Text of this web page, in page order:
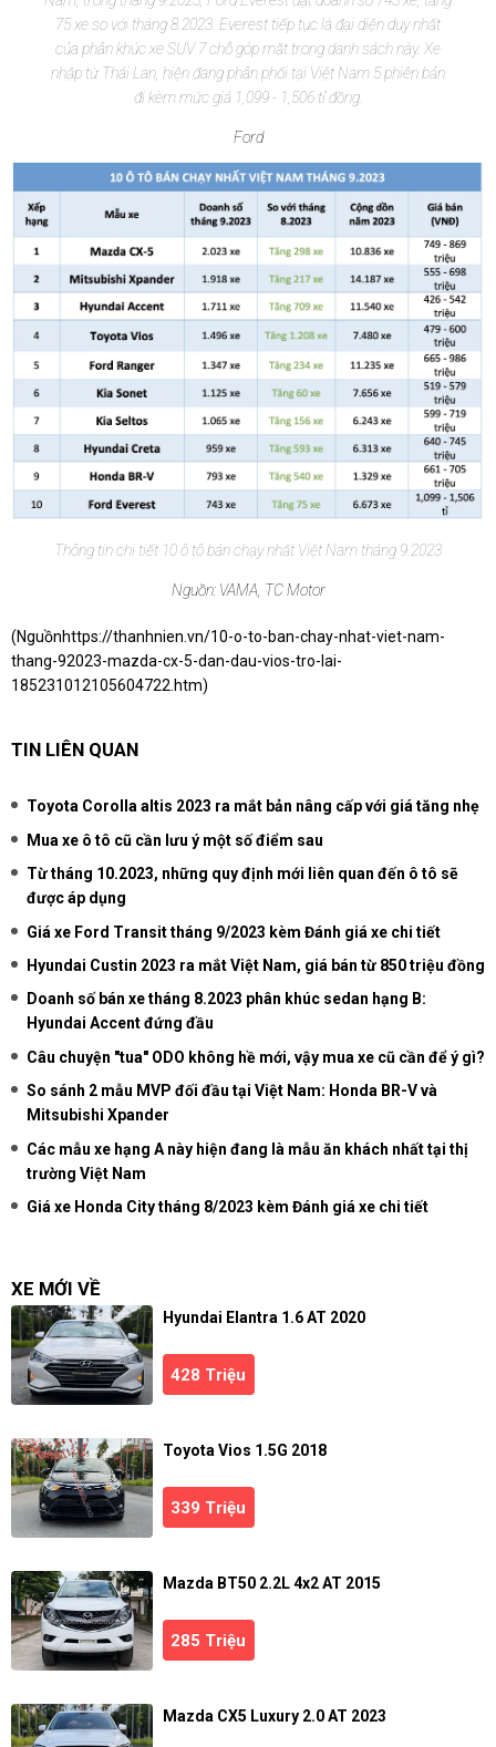
75 xe so với tháng 8.2023. Everest tiếp tục là đại diện duy nhất
của phân khúc xe SUV 7 chỗ góp mặt trong danh sách này. Xe
nhập từ Thái Lan, hiện đang phân phối tại Việt Nam 5 phiên bản
đi kèm mức giá 1,099 - 1,506 tỉ đồng.
Ford
Thông tin chi tiết 10 ô tô bán chạy nhất Việt Nam tháng 9.2023
Nguồn: VAMA, TC Motor
(Nguồnhttps://thanhnien.vn/10-o-to-ban-chay-nhat-viet-nam-
thang-92023-mazda-cx-5-dan-dau-vios-tro-lai-
185231012105604722.htm)
TIN LIÊN QUAN
Toyota Corolla altis 2023 ra mắt bản nâng cấp với giá tăng nhẹ
Mua xe ô tô cũ cần lưu ý một số điểm sau
Từ tháng 10.2023, những quy định mới liên quan đến ô tô sẽ
được áp dụng
Giá xe Ford Transit tháng 9/2023 kèm Đánh giá xe chi tiết
Hyundai Custin 2023 ra mắt Việt Nam, giá bán từ 850 triệu đồng
Doanh số bán xe tháng 8.2023 phân khúc sedan hạng B:
Hyundai Accent đứng đầu
Câu chuyện "tua" ODO không hề mới, vậy mua xe cũ cần để ý gì?
So sánh 2 mẫu MVP đối đầu tại Việt Nam: Honda BR-V và
Mitsubishi Xpander
Các mẫu xe hạng A này hiện đang là mẫu ăn khách nhất tại thị
trường Việt Nam
Giá xe Honda City tháng 8/2023 kèm Đánh giá xe chi tiết
XE MỚI VỀ
Hyundai Elantra 1.6 AT 2020
428 Triệu
Toyota Vios 1.5G 2018
339 Triệu
Mazda BT50 2.2L 4x2 AT 2015
285 Triệu
Mazda CX5 Luxury 2.0 AT 2023